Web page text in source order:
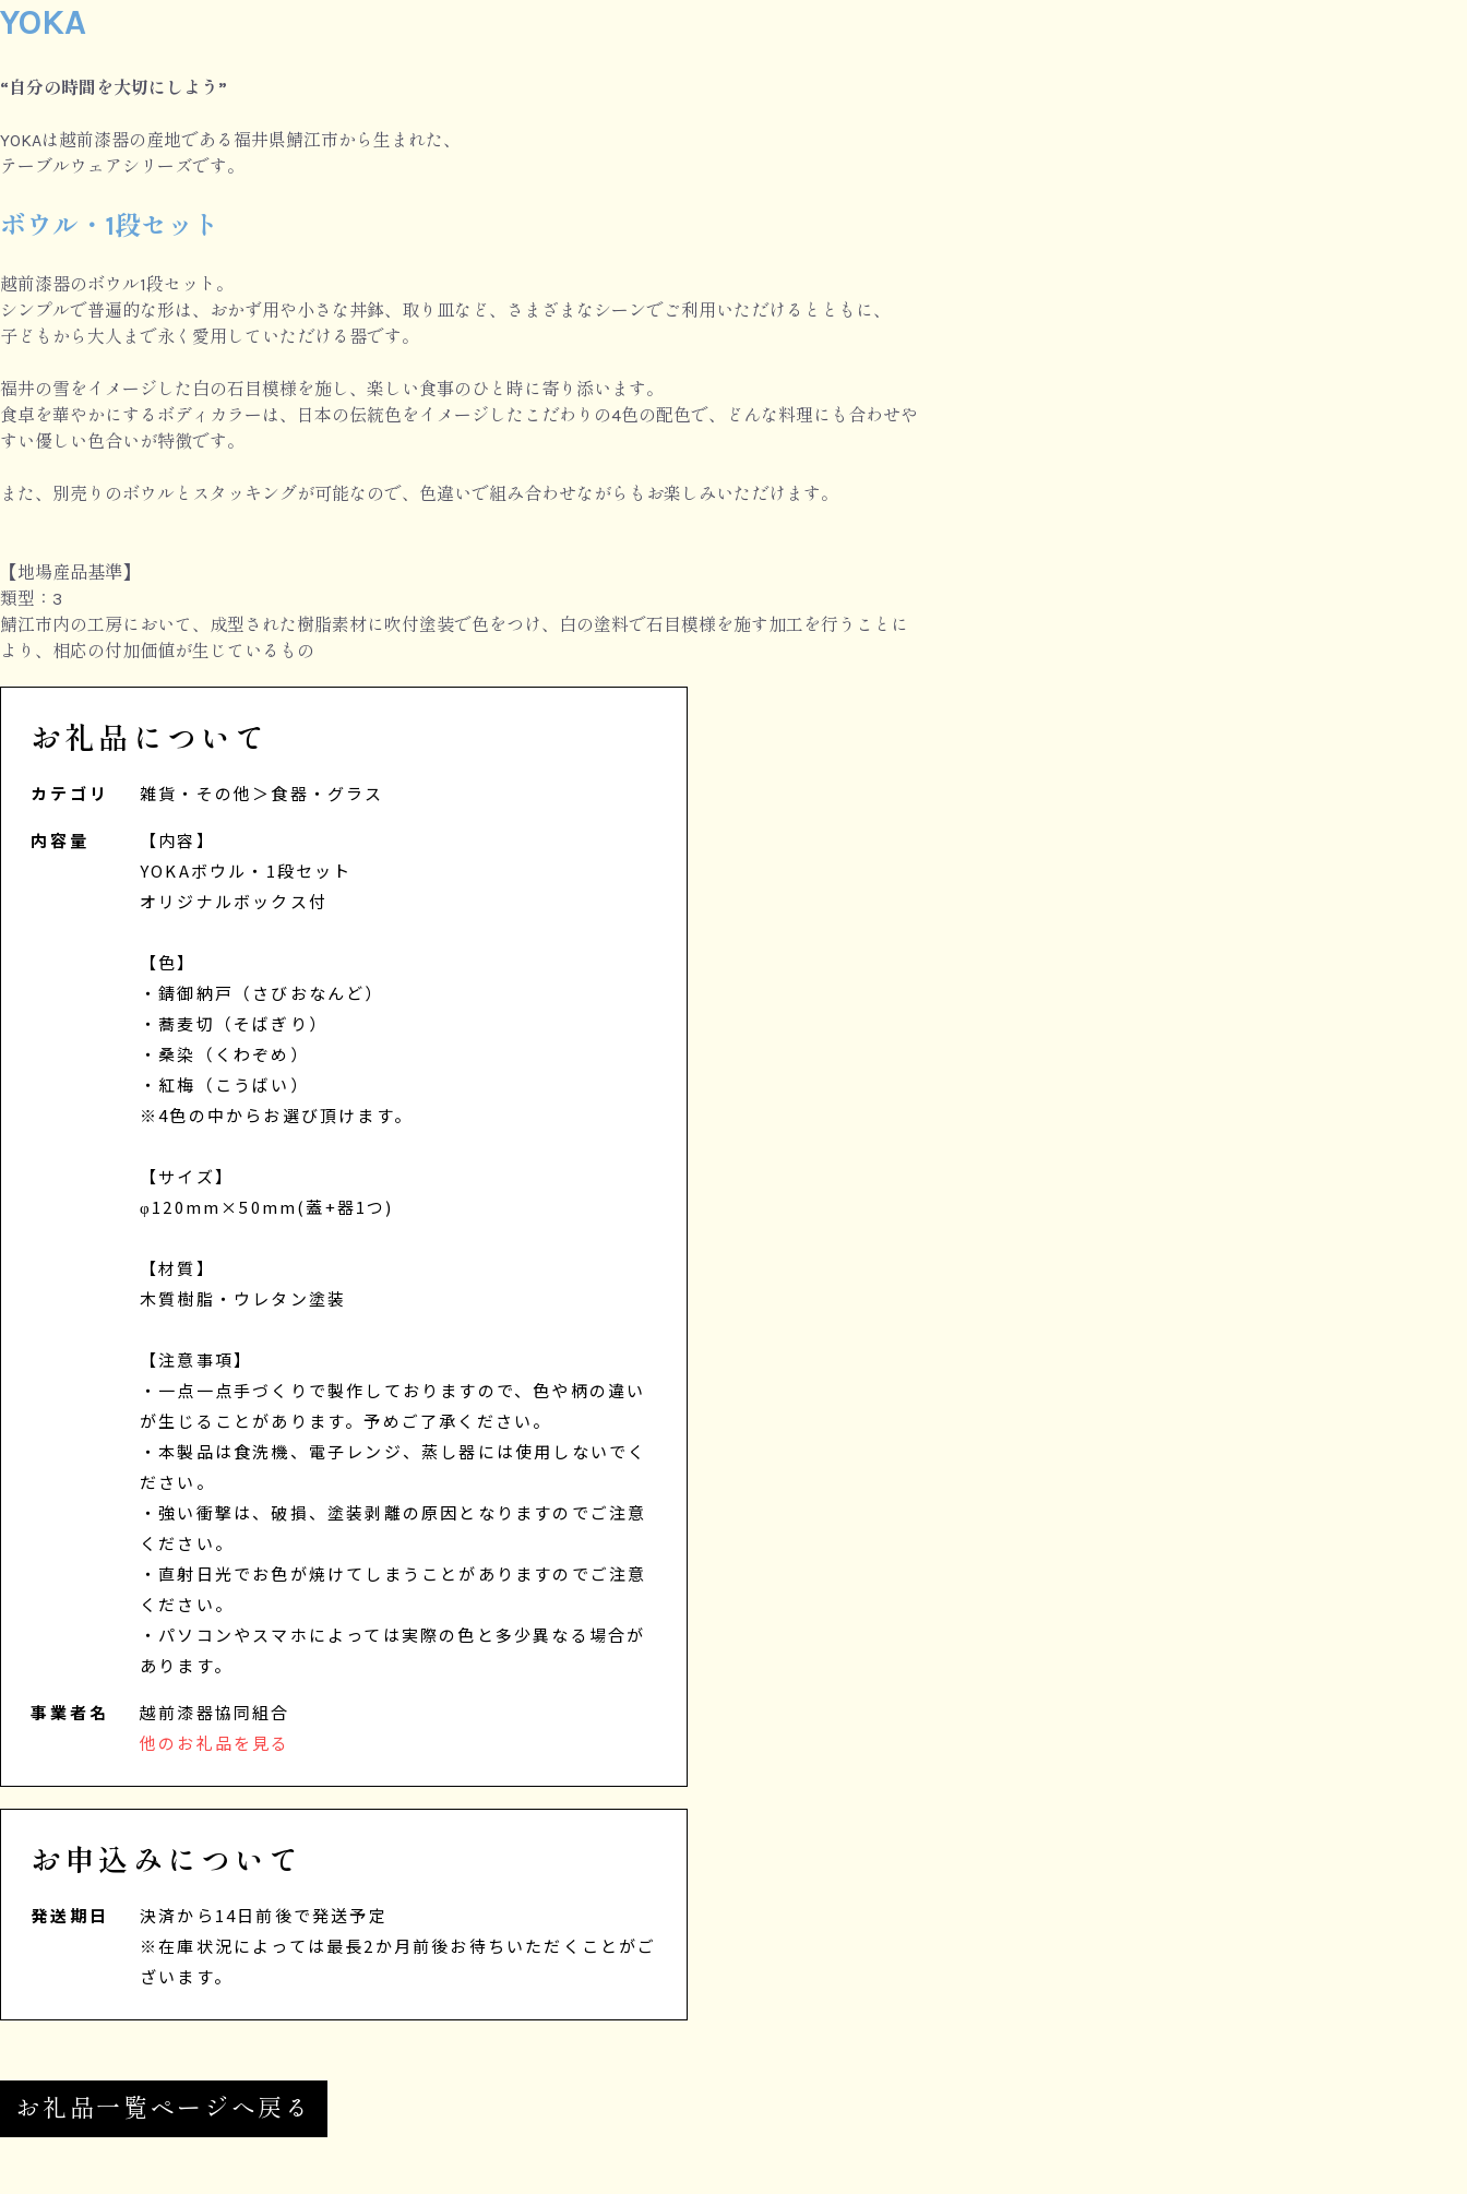
YOKA
“自分の時間を大切にしよう”
YOKAは越前漆器の産地である福井県鯖江市から生まれた、
テーブルウェアシリーズです。
ボウル・1段セット
越前漆器のボウル1段セット。
シンプルで普遍的な形は、おかず用や小さな丼鉢、取り皿など、さまざまなシーンでご利用いただけるとともに、
子どもから大人まで永く愛用していただける器です。
福井の雪をイメージした白の石目模様を施し、楽しい食事のひと時に寄り添います。
食卓を華やかにするボディカラーは、日本の伝統色をイメージしたこだわりの4色の配色で、どんな料理にも合わせや
すい優しい色合いが特徴です。
また、別売りのボウルとスタッキングが可能なので、色違いで組み合わせながらもお楽しみいただけます。
【地場産品基準】
類型：3
鯖江市内の工房において、成型された樹脂素材に吹付塗装で色をつけ、白の塗料で石目模様を施す加工を行うことに
より、相応の付加価値が生じているもの
お礼品について
カテゴリ 雑貨・その他 ＞食器・グラス
内容量
【内容】
YOKAボウル・1段セット
オリジナルボックス付
【色】
・錆御納戸（さびおなんど）
・蕎麦切（そばぎり）
・桑染（くわぞめ）
・紅梅（こうばい）
※4色の中からお選び頂けます。
【サイズ】
φ120mm×50mm(蓋+器1つ)
【材質】
木質樹脂・ウレタン塗装
【注意事項】
・一点一点手づくりで製作しておりますので、色や柄の違い
が生じることがあります。予めご了承ください。
・本製品は食洗機、電子レンジ、蒸し器には使用しないでく
ださい。
・強い衝撃は、破損、塗装剥離の原因となりますのでご注意
ください。
・直射日光でお色が焼けてしまうことがありますのでご注意
ください。
・パソコンやスマホによっては実際の色と多少異なる場合が
あります。
事業者名
越前漆器協同組合
他のお礼品を見る
お申込みについて
発送期日
決済から14日前後で発送予定
※在庫状況によっては最長2か月前後お待ちいただくことがご
ざいます。
お礼品一覧ページへ戻る